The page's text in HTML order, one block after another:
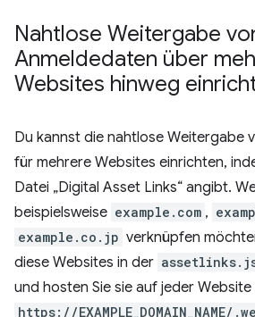
Nahtlose Weitergabe
Anmeldedaten über
Websites hinweg
Du kannst die nahtlose Weitergabe
für mehrere Websites einrichten,
Datei „Digital Asset Links“ angibt.
beispielsweise example.com ,
example.co.jp verknüpfen
diese Websites in der
und hosten Sie sie auf jeder
https://EXAMPLE_DOMAIN_NAME/